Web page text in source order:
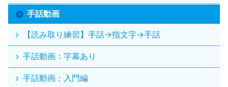
手話動画
【読み取り練習】手話→指文字→手話
手話動画：字幕あり
手話動画：入門編